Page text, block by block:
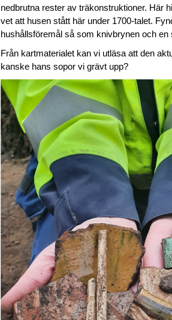
nedbrutna rester av träkonstruktioner. Här
vet att husen stått här under 1700-talet.
hushållsföremål så som knivbrynen och en
Från kartmaterialet kan vi utläsa att den
kanske hans sopor vi grävt upp?